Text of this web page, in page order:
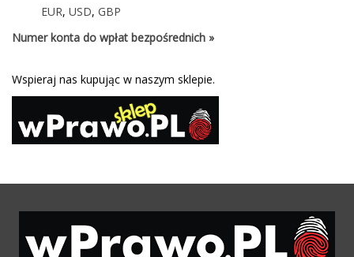
EUR, USD, GBP
Numer konta do wpłat bezpośrednich »
Wspieraj nas kupując w naszym sklepie.